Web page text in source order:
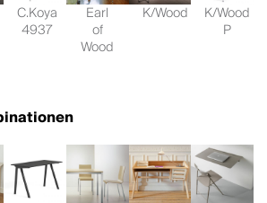
C.Koya
4937
Earl
of
Wood
K/Wood K/Wood
P